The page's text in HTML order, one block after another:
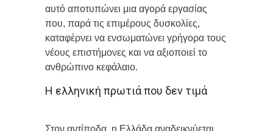
αυτό αποτυπώνει μια αγορά εργασίας
που, παρά τις επιμέρους δυσκολίες,
καταφέρνει να ενσωματώνει γρήγορα τους
νέους επιστήμονες και να αξιοποιεί το
ανθρώπινο κεφάλαιο.
Η ελληνική πρωτιά που δεν τιμά
Στον αντίποδα, η Ελλάδα αναδεικνύεται